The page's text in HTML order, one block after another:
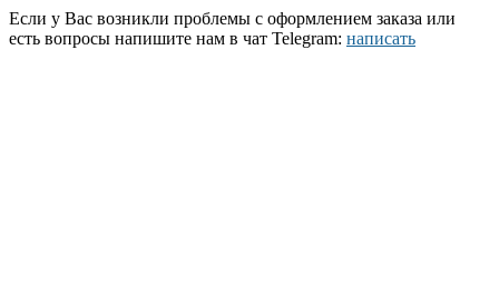
Если у Вас возникли проблемы с оформлением заказа или
есть вопросы напишите нам в чат Telegram: написать